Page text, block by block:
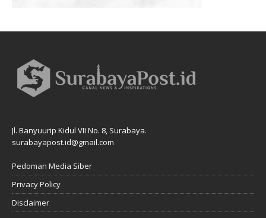
Jl. Banyuurip Kidul VII No. 8, Surabaya.
surabayapost.id@gmail.com
Pedoman Media Siber
Privacy Policy
Disclaimer